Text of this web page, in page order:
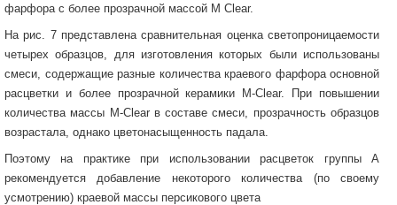
фарфора с более прозрачной массой M Сlear.
На рис. 7 представлена сравнительная оценка светопроницаемости
четырех образцов, для изготовления которых были использованы
смеси, содержащие разные количества краевого фарфора основной
расцветки и более прозрачной керамики M-Clear. При повышении
количества массы M-Clear в составе смеси, прозрачность образцов
возрастала, однако цветонасыщенность падала.
Поэтому на практике при использовании расцветок группы А
рекомендуется добавление некоторого количества (по своему
усмотрению) краевой массы персикового цвета